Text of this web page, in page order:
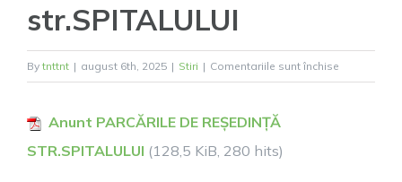
str.SPITALULUI
By tnttnt | august 6th, 2025 | Stiri | Comentariile sunt închise
Anunțul
Anunt PARCĂRILE DE REȘEDINȚĂ
STR.SPITALULUI (128,5 KiB, 280 hits)